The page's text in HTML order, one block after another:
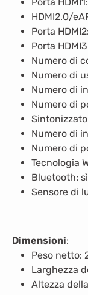
HDMI2.0/
Porta
Porta
Numero di
Numero di
Numero di
Numero di
Numero di
Numero di
Tecnologia
Bluetooth: sì
Sensore di
Dimensioni:
Peso netto:
Larghezza
Altezza